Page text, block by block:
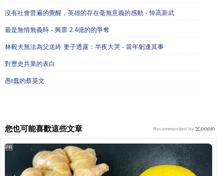
沒有社會普遍的覺醒，英雄的存在毫無意義的感動 - 悼高新武
最是無情無義時 - 興票 2.4億的的爭奪
林毅夫無法為父送終 妻子透露：半夜大哭 - 當年躬逢其事
對歷史共業的表白
愚t蠢的蔡英文
您也可能喜歡這些文章
PR
Recommended by